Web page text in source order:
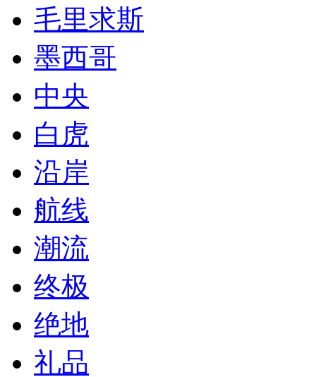
毛里求斯
墨西哥
中央
白虎
沿岸
航线
潮流
终极
绝地
礼品